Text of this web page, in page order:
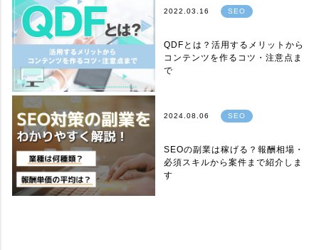
2022.03.16 SEO
QDFとは？活用するメリットから
コンテンツを作るコツ・注意点ま
で
2024.08.06 SEO
SEOの副業は稼げる？報酬相場・
必須スキルから案件まで紹介しま
す